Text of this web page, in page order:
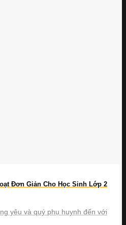
Đơn Giản Cho Học Sinh Lớp 2
yêu và quý phụ huynh đến với